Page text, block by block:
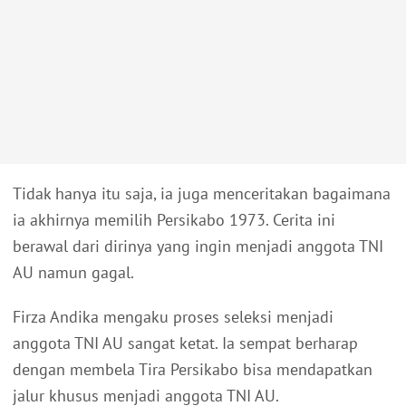
Tidak hanya itu saja, ia juga menceritakan bagaimana
ia akhirnya memilih Persikabo 1973. Cerita ini
berawal dari dirinya yang ingin menjadi anggota TNI
AU namun gagal.
Firza Andika mengaku proses seleksi menjadi
anggota TNI AU sangat ketat. Ia sempat berharap
dengan membela Tira Persikabo bisa mendapatkan
jalur khusus menjadi anggota TNI AU.